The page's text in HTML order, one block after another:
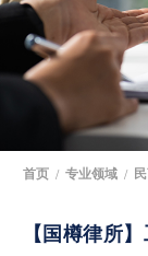
首页 / 专业领域 /
【国樽律所